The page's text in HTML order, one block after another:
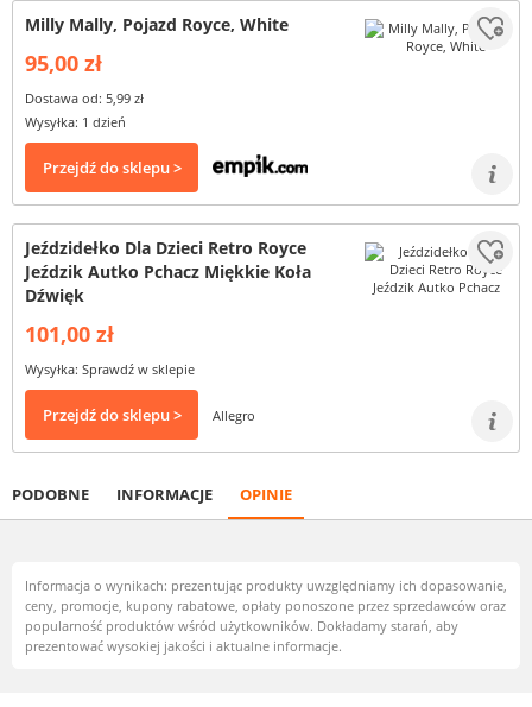
Milly Mally, Pojazd Royce, White
95,00 zł
Dostawa od: 5,99 zł
Wysyłka: 1 dzień
Przejdź do sklepu >
Jeździdełko Dla Dzieci Retro Royce
Jeździk Autko Pchacz Miękkie Koła
Dźwięk
101,00 zł
Wysyłka: Sprawdź w sklepie
Przejdź do sklepu > Allegro
PODOBNE INFORMACJE OPINIE
Informacja o wynikach: prezentując produkty uwzględniamy ich dopasowanie,
ceny, promocje, kupony rabatowe, opłaty ponoszone przez sprzedawców oraz
popularność produktów wśród użytkowników. Dokładamy starań, aby
prezentować wysokiej jakości i aktualne informacje.